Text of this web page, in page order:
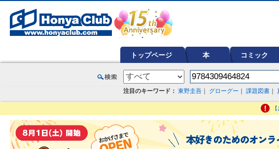
トップページ 本 コミック
注目のキーワード： 東野圭吾 グローグー 課題図書